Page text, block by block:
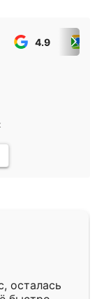
4.9
осталась